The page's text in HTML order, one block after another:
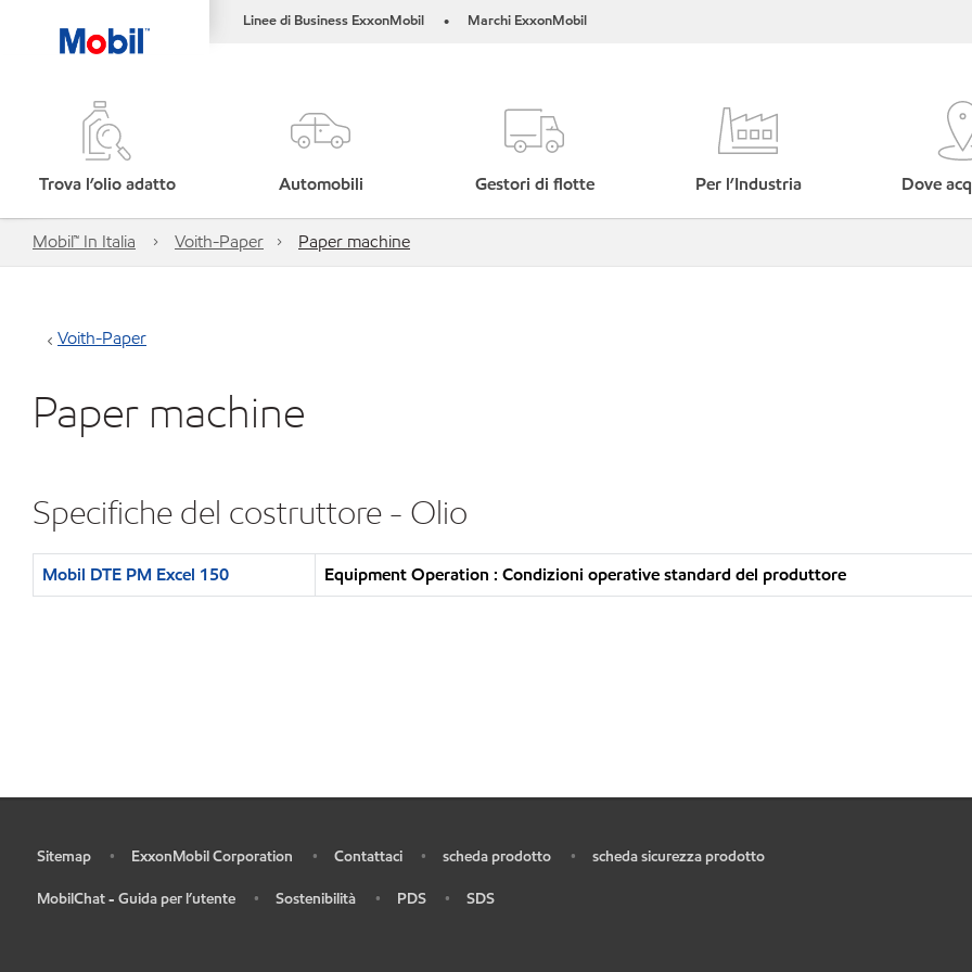
Linee di Business ExxonMobil • Marchi ExxonMobil
Trova l’olio adatto Automobili Gestori di flotte Per l’Industria Dove
Mobil™ In Italia Voith-Paper Paper machine
Voith-Paper
Paper machine
Specifiche del costruttore - Olio
Mobil DTE PM Excel 150 Equipment Operation : Condizioni operative standard del produttore
Sitemap • ExxonMobil Corporation • Contattaci • scheda prodotto • scheda sicurezza prodotto
MobilChat - Guida per l’utente • Sostenibilità • PDS • SDS